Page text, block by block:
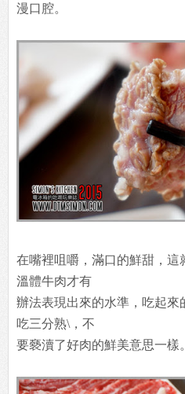
漫口腔。
在嘴裡咀嚼，滿口的鮮甜，
溫體牛肉才有
辦法表現出來的水準，吃起
吃三分熟\，不
要褻瀆了好肉的鮮美意思一樣。